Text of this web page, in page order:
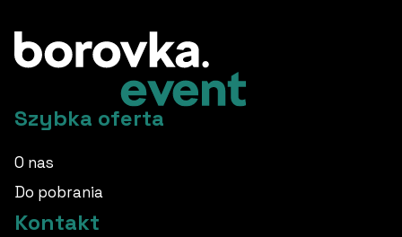
Szybka oferta
O nas
Do pobrania
Kontakt